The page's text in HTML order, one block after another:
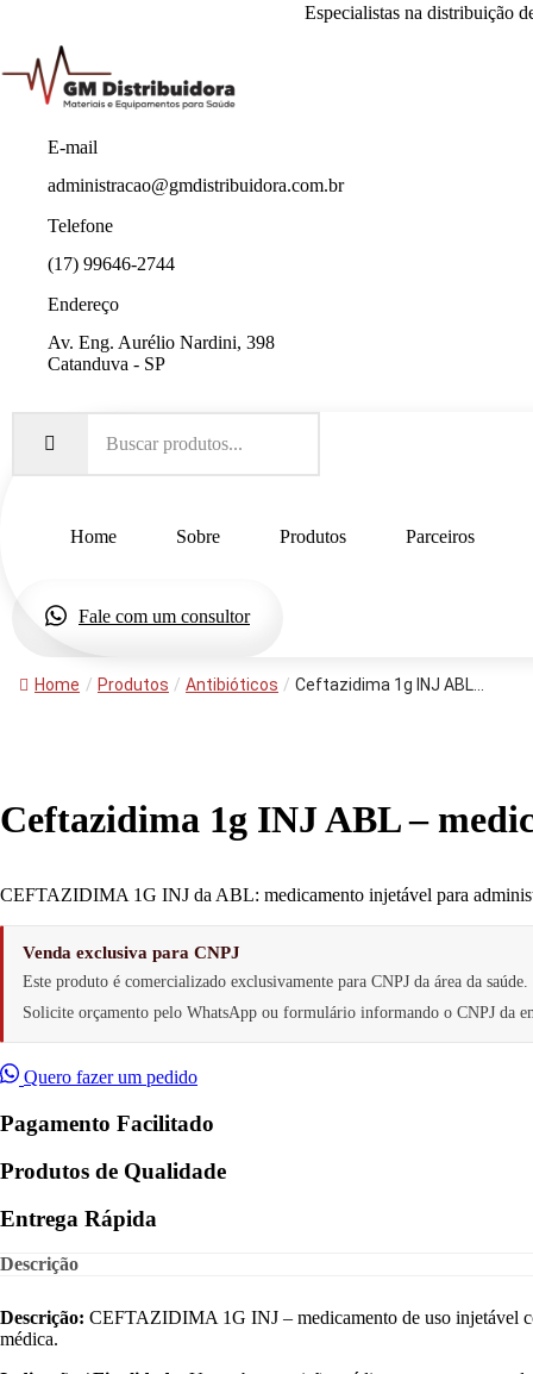
Especialistas na distribuição
E-mail
administracao@gmdistribuidora.com.br
Telefone
(17) 99646-2744
Endereço
Av. Eng. Aurélio Nardini, 398
Catanduva - SP
Home Sobre Produtos Parceiros
Fale com um consultor
Home / Produtos / Antibióticos / Ceftazidima 1g INJ ABL...
Ceftazidima 1g INJ ABL –
CEFTAZIDIMA 1G INJ da ABL: medicamento injetável para
Venda exclusiva para CNPJ
Este produto é comercializado exclusivamente para CNPJ da área da saúde.
Solicite orçamento pelo WhatsApp ou formulário informando o CNPJ da
Quero fazer um pedido
Pagamento Facilitado
Produtos de Qualidade
Entrega Rápida
Descrição
Descrição: CEFTAZIDIMA 1G INJ – medicamento de uso injetável
médica.